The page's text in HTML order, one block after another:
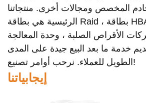
المخصص ومجالات أخرى. منتجاتنا
الرئيسية هي بطاقة Raid ، بطاقة HBA ، بطاقة الألياف ،
الأقراص الصلبة ، وحدة المعالجة
خدمة ما بعد البيع جيدة على المدى
الطويل للعملاء. نرحب أوامر تصنيع!
إيجابياتنا